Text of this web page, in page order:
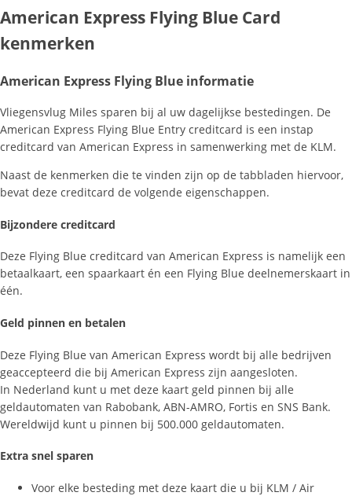
American Express Flying Blue Card
kenmerken
American Express Flying Blue informatie
Vliegensvlug Miles sparen bij al uw dagelijkse bestedingen. De
American Express Flying Blue Entry creditcard is een instap
creditcard van American Express in samenwerking met de KLM.
Naast de kenmerken die te vinden zijn op de tabbladen hiervoor,
bevat deze creditcard de volgende eigenschappen.
Bijzondere creditcard
Deze Flying Blue creditcard van American Express is namelijk een
betaalkaart, een spaarkaart én een Flying Blue deelnemerskaart in
één.
Geld pinnen en betalen
Deze Flying Blue van American Express wordt bij alle bedrijven
geaccepteerd die bij American Express zijn aangesloten.
In Nederland kunt u met deze kaart geld pinnen bij alle
geldautomaten van Rabobank, ABN-AMRO, Fortis en SNS Bank.
Wereldwijd kunt u pinnen bij 500.000 geldautomaten.
Extra snel sparen
Voor elke besteding met deze kaart die u bij KLM / Air